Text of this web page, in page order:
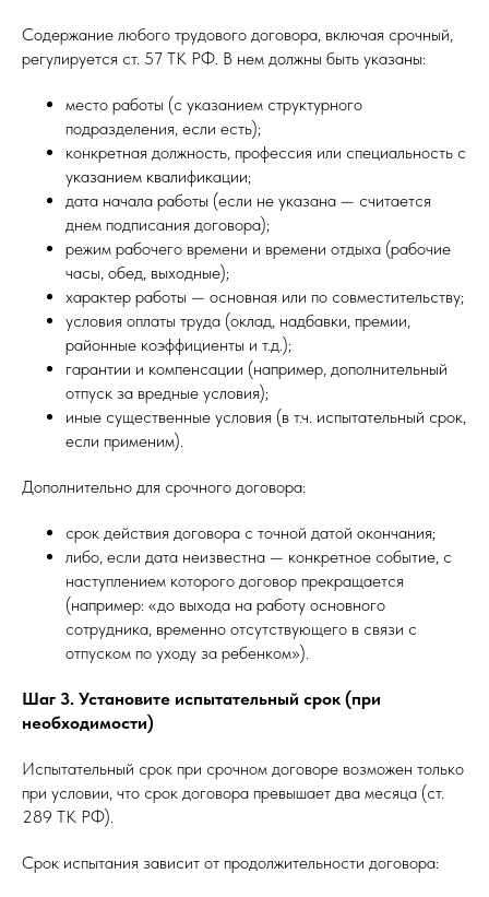
Содержание любого трудового договора, включая срочный,
регулируется ст. 57 ТК РФ. В нем должны быть указаны:
место работы (с указанием структурного
подразделения, если есть);
конкретная должность, профессия или специальность с
указанием квалификации;
дата начала работы (если не указана — считается
днем подписания договора);
режим рабочего времени и времени отдыха (рабочие
часы, обед, выходные);
характер работы — основная или по совместительству;
условия оплаты труда (оклад, надбавки, премии,
районные коэффициенты и т.д.);
гарантии и компенсации (например, дополнительный
отпуск за вредные условия);
иные существенные условия (в т.ч. испытательный срок,
если применим).
Дополнительно для срочного договора:
срок действия договора с точной датой окончания;
либо, если дата неизвестна — конкретное событие, с
наступлением которого договор прекращается
(например: «до выхода на работу основного
сотрудника, временно отсутствующего в связи с
отпуском по уходу за ребенком»).
Шаг 3. Установите испытательный срок (при
необходимости)
Испытательный срок при срочном договоре возможен только
при условии, что срок договора превышает два месяца (ст.
289 ТК РФ).
Срок испытания зависит от продолжительности договора: